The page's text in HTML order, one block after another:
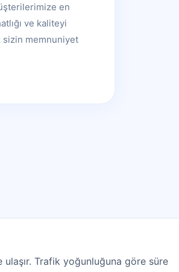
en
ve kaliteyi
sizin memnuniyet
Trafik yoğunluğuna göre süre